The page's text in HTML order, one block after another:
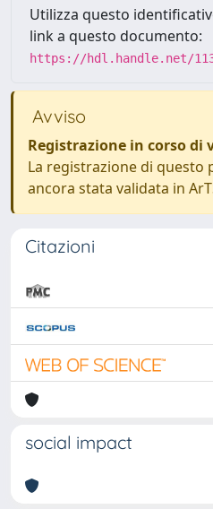
Utilizza questo
link a questo documento:
https://hdl.handle.net/
Avviso
Registrazione in corso di
La registrazione di questo
ancora stata validata in
Citazioni
social impact